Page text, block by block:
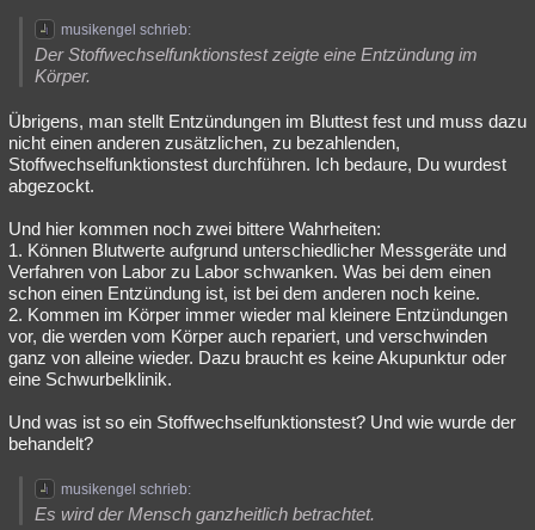
musikengel schrieb:
Der Stoffwechselfunktionstest zeigte eine Entzündung im
Körper.
Übrigens, man stellt Entzündungen im Bluttest fest und muss dazu
nicht einen anderen zusätzlichen, zu bezahlenden,
Stoffwechselfunktionstest durchführen. Ich bedaure, Du wurdest
abgezockt.
Und hier kommen noch zwei bittere Wahrheiten:
1. Können Blutwerte aufgrund unterschiedlicher Messgeräte und
Verfahren von Labor zu Labor schwanken. Was bei dem einen
schon einen Entzündung ist, ist bei dem anderen noch keine.
2. Kommen im Körper immer wieder mal kleinere Entzündungen
vor, die werden vom Körper auch repariert, und verschwinden
ganz von alleine wieder. Dazu braucht es keine Akupunktur oder
eine Schwurbelklinik.
Und was ist so ein Stoffwechselfunktionstest? Und wie wurde der
behandelt?
musikengel schrieb:
Es wird der Mensch ganzheitlich betrachtet.